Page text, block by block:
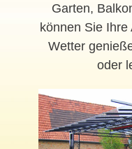
Garten,
können Sie
Wetter
oder